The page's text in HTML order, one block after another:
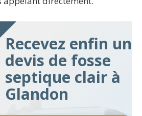
Recevez enfin un
devis de fosse
septique clair à
Glandon